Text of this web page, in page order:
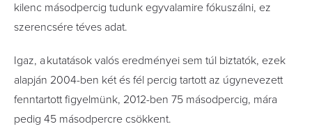
kilenc másodpercig tudunk egyvalamire fókuszálni, ez
szerencsére téves adat.
Igaz, a kutatások valós eredményei sem túl biztatók, ezek
alapján 2004-ben két és fél percig tartott az úgynevezett
fenntartott figyelmünk, 2012-ben 75 másodpercig, mára
pedig 45 másodpercre csökkent.